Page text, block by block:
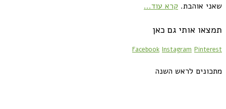
שאני אוהבת. קרא עוד...
תמצאו אותי גם כאן
Facebook Instagram Pinterest
מתכונים לראש השנה